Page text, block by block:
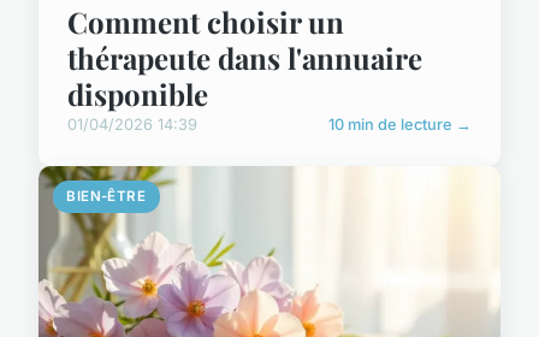
Comment choisir un
thérapeute dans l'annuaire
disponible
01/04/2026 14:39 10 min de lecture →
BIEN-ÊTRE